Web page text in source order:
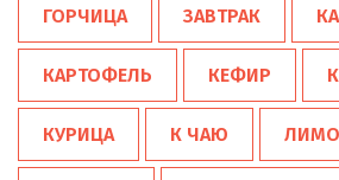
ГОРЧИЦА ЗАВТРАК
КАРТОФЕЛЬ КЕФИР
КУРИЦА К ЧАЮ